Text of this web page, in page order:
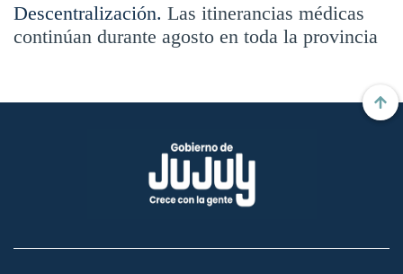
Descentralización. Las itinerancias médicas
continúan durante agosto en toda la provincia